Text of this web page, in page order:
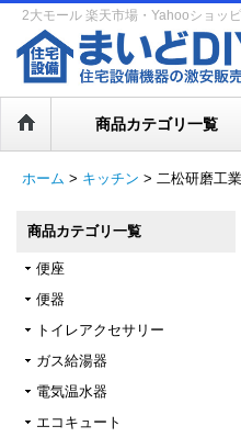
2大モール 楽天市場・Yahooショッ
商品カテゴリ一覧
ホーム > キッチン > 二松研磨工業
商品カテゴリ一覧
便座
便器
トイレアクセサリー
ガス給湯器
電気温水器
エコキュート